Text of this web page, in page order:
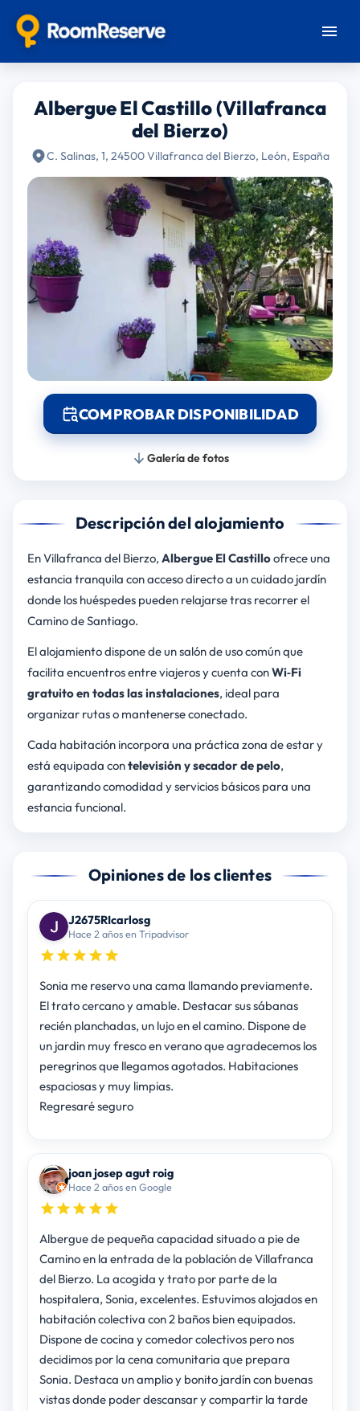
Albergue El Castillo (Villafranca
del Bierzo)
C. Salinas, 1, 24500 Villafranca del Bierzo, León, España
COMPROBAR DISPONIBILIDAD
Galería de fotos
Descripción del alojamiento
En Villafranca del Bierzo, Albergue El Castilloofrece una
estancia tranquila con acceso directo a un cuidado jardín
donde los huéspedes pueden relajarse tras recorrer el
Camino de Santiago.
El alojamiento dispone de un salón de uso común que
facilita encuentros entre viajeros y cuenta conWi‑Fi
gratuito en todas las instalaciones, ideal para
organizar rutas o mantenerse conectado.
Cada habitación incorpora una práctica zona de estar y
está equipada contelevisión y secador de pelo,
garantizando comodidad y servicios básicos para una
estancia funcional.
Opiniones de los clientes
J2675RIcarlosg
Hace 2 años en Tripadvisor
Sonia me reservo una cama llamando previamente.
El trato cercano y amable. Destacar sus sábanas
recién planchadas, un lujo en el camino. Dispone de
un jardin muy fresco en verano que agradecemos los
peregrinos que llegamos agotados. Habitaciones
espaciosas y muy limpias.
Regresaré seguro
joan josep agut roig
Hace 2 años en Google
Albergue de pequeña capacidad situado a pie de
Camino en la entrada de la población de Villafranca
del Bierzo. La acogida y trato por parte de la
hospitalera, Sonia, excelentes. Estuvimos alojados en
habitación colectiva con 2 baños bien equipados.
Dispone de cocina y comedor colectivos pero nos
decidimos por la cena comunitaria que prepara
Sonia. Destaca un amplio y bonito jardín con buenas
vistas donde poder descansar y compartir la tarde